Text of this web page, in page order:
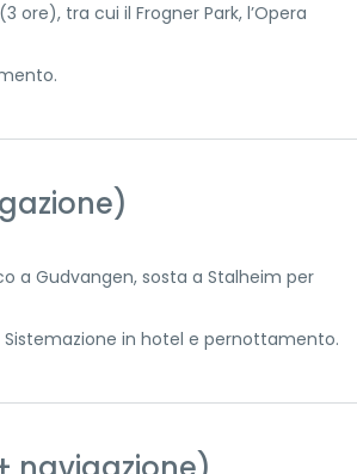
tra cui il Frogner Park, l’Opera
a Gudvangen, sosta a Stalheim per
in hotel e pernottamento.